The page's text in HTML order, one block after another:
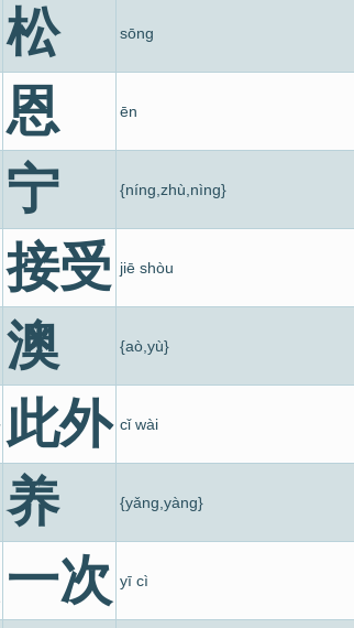
松 sōng
恩 ēn
宁 {níng,zhù,nìng}
接受 jiē shòu
澳 {aò,yù}
此外 cǐ wài
养 {yǎng,yàng}
一次 yī cì